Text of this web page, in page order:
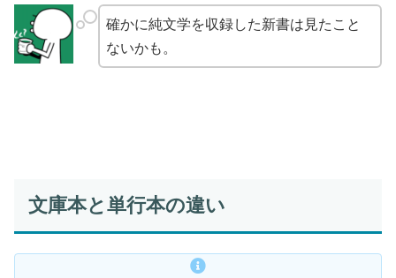
確かに純文学を収録した新書は見たこと
ないかも。
文庫本と単行本の違い